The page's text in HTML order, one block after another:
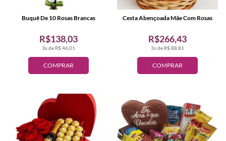
COMPRAR
3x de R$ 46,01
R$138,03
Buquê De 10 Rosas Brancas
COMPRAR
3x de R$ 88,81
R$266,43
Cesta Abençoada Mãe Com Rosas